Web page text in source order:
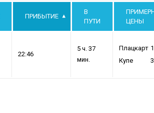
ПРИБЫТИЕ
В
ПУТИ
ЦЕНЫ
22:46
5 ч. 37
мин.
Плацкарт
Купе